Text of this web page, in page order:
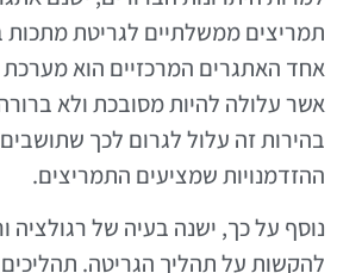
תמריצים ממשלתיים לגריטת מתכות
אחד האתגרים המרכזיים הוא
אשר עלולה להיות מסובכת ולא
בהירות זה עלול לגרום לכך
ההזדמנויות שמציעים התמריצים.
נוסף על כך, ישנה בעיה של רגולציה
להקשות על תהליך הגריטה. תהליכים